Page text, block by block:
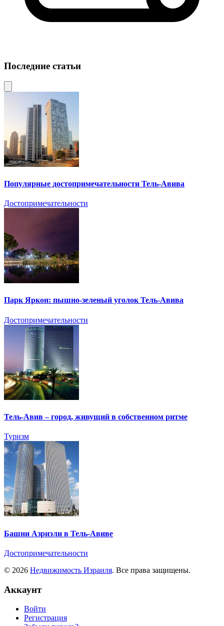
Последние статьи
Популярные достопримечательности Тель-Авива
Достопримечательности
Парк Яркон: пышно-зеленый уголок Тель-Авива
Достопримечательности
Тель-Авив – город, живущий в собственном ритме
Туризм
Башни Азриэли в Тель-Авиве
Достопримечательности
© 2026 Недвижимость Израиля. Все права защищены.
Аккаунт
Войти
Регистрация